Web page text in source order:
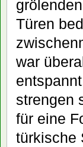
Türen
war
strengen
für eine
türkische